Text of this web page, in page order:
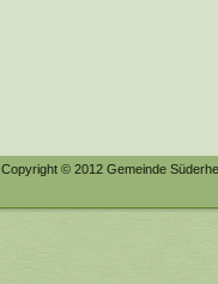
Copyright © 2012 Gemeinde